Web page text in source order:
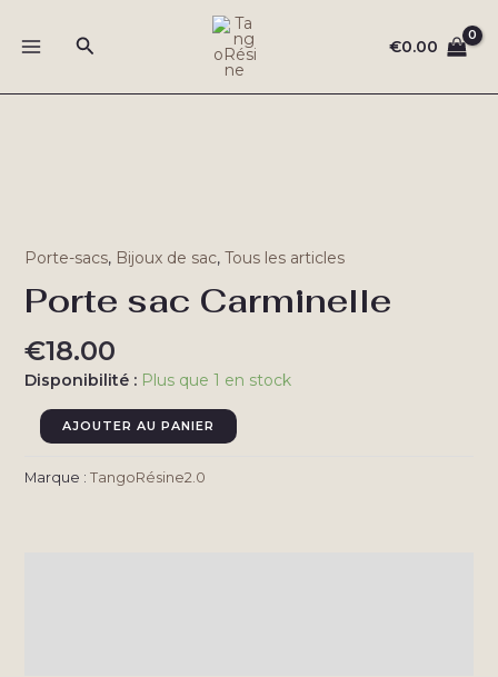
Rechercher €0.00
Porte-sacs, Bijoux de sac, Tous les articles
Porte sac Carminelle
€18.00
Disponibilité : Plus que 1 en stock
quantité
de
Porte
AJOUTER AU PANIER
Marque : TangoRésine2.0